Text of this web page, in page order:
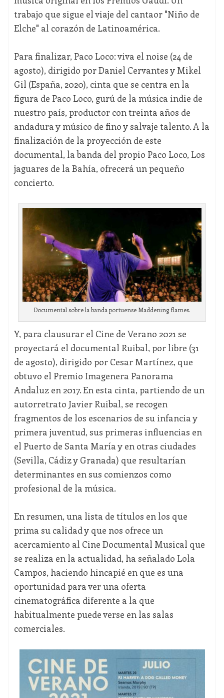
trabajo que sigue el viaje del cantaor "Niño de
Elche" al corazón de Latinoamérica.
Para finalizar, Paco Loco: viva el noise (24 de
agosto), dirigido por Daniel Cervantes y Mikel
Gil (España, 2020), cinta que se centra en la
figura de Paco Loco, gurú de la música indie de
nuestro país, productor con treinta años de
andadura y músico de fino y salvaje talento. A la
finalización de la proyección de este
documental, la banda del propio Paco Loco, Los
jaguares de la Bahía, ofrecerá un pequeño
concierto.
Documental sobre la banda portuense Maddening flames.
Y, para clausurar el Cine de Verano 2021 se
proyectará el documental Ruibal, por libre (31
de agosto), dirigido por Cesar Martínez, que
obtuvo el Premio Imagenera Panorama
Andaluz en 2017. En esta cinta, partiendo de un
autorretrato Javier Ruibal, se recogen
fragmentos de los escenarios de su infancia y
primera juventud, sus primeras influencias en
el Puerto de Santa María y en otras ciudades
(Sevilla, Cádiz y Granada) que resultarían
determinantes en sus comienzos como
profesional de la música.
En resumen, una lista de títulos en los que
prima su calidad y que nos ofrece un
acercamiento al Cine Documental Musical que
se realiza en la actualidad, ha señalado Lola
Campos, haciendo hincapié en que es una
oportunidad para ver una oferta
cinematográfica diferente a la que
habitualmente puede verse en las salas
comerciales.